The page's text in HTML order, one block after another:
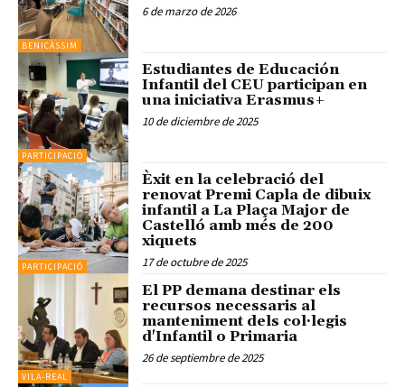
BENICÀSSIM
6 de marzo de 2026
PARTICIPACIÓ
Estudiantes de Educación
Infantil del CEU participan en
una iniciativa Erasmus+
10 de diciembre de 2025
PARTICIPACIÓ
Èxit en la celebració del
renovat Premi Capla de dibuix
infantil a La Plaça Major de
Castelló amb més de 200
xiquets
17 de octubre de 2025
VILA-REAL
El PP demana destinar els
recursos necessaris al
manteniment dels col·legis
d'Infantil o Primaria
26 de septiembre de 2025